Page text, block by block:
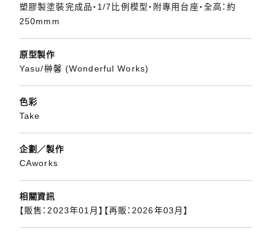
塑膠製塗裝完成品・1/7比例模型・附專用台座・全高：約
250mmm
原型製作
Yasu/榊馨 (Wonderful Works)
色彩
Take
企劃／製作
CAworks
相關資訊
【販售：2023年01月】【再販：2026年03月】